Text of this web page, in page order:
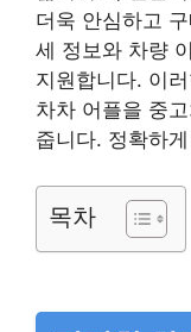
더욱 안심하고
세 정보와 차량
지원합니다. 이
차차 어플을 중
줍니다. 정확하
목차